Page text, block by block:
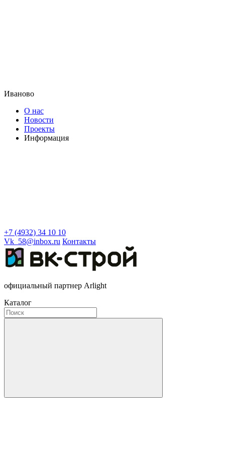
Иваново
О нас
Новости
Проекты
Информация
+7 (4932) 34 10 10
Vk_58@inbox.ru Контакты
официальный партнер Arlight
Каталог